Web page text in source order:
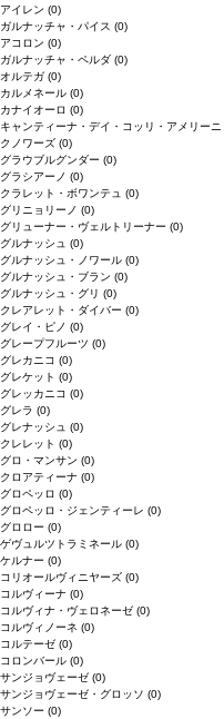
アイレン (0)
ガルナッチャ・パイス (0)
アコロン (0)
ガルナッチャ・ペルダ (0)
オルテガ (0)
カルメネール (0)
カナイオーロ (0)
キャンティーナ・デイ・コッリ・アメリーニ
クノワーズ (0)
グラウブルグンダー (0)
グラシアーノ (0)
クラレット・ボワンテュ (0)
グリニョリーノ (0)
グリューナー・ヴェルトリーナー (0)
グルナッシュ (0)
グルナッシュ・ノワール (0)
グルナッシュ・ブラン (0)
グルナッシュ・グリ (0)
クレアレット・ダイバー (0)
グレイ・ピノ (0)
グレープフルーツ (0)
グレカニコ (0)
グレケット (0)
グレッカニコ (0)
グレラ (0)
グレナッシュ (0)
クレレット (0)
グロ・マンサン (0)
クロアティーナ (0)
グロペッロ (0)
グロペッロ・ジェンティーレ (0)
グロロー (0)
ゲヴュルツトラミネール (0)
ケルナー (0)
コリオールヴィニヤーズ (0)
コルヴィーナ (0)
コルヴィナ・ヴェロネーゼ (0)
コルヴィノーネ (0)
コルテーゼ (0)
コロンバール (0)
サンジョヴェーゼ (0)
サンジョヴェーゼ・グロッソ (0)
サンソー (0)